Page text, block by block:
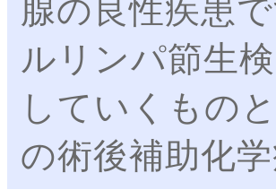
腺の良性疾患
ルリンパ節生
していくもの
の術後補助化